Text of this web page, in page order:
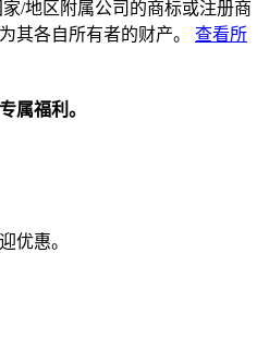
/地区附属公司的商标或注册商
其各自所有者的财产。 查看所
属福利。
优惠。